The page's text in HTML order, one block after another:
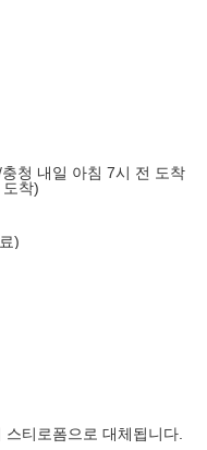
청 내일 아침 7시 전 도착
착)
)
티로폼으로 대체됩니다.